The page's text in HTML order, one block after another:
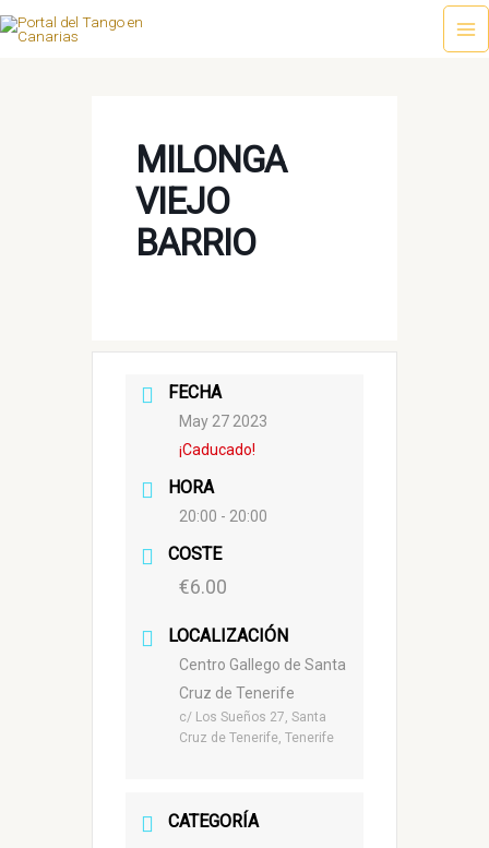
Ir
MILONGA
VIEJO
BARRIO
FECHA
May 27 2023
¡Caducado!
HORA
20:00 - 20:00
COSTE
€6.00
LOCALIZACIÓN
Centro Gallego de Santa
Cruz de Tenerife
c/ Los Sueños 27, Santa
Cruz de Tenerife, Tenerife
CATEGORÍA